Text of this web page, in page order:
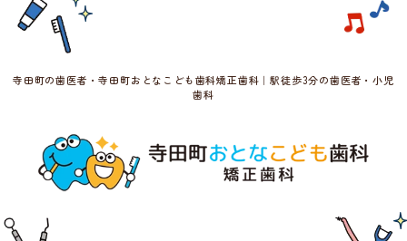
寺田町の歯医者・寺田町おとなこども歯科矯正歯科｜駅徒歩3分の歯医者・小児
歯科